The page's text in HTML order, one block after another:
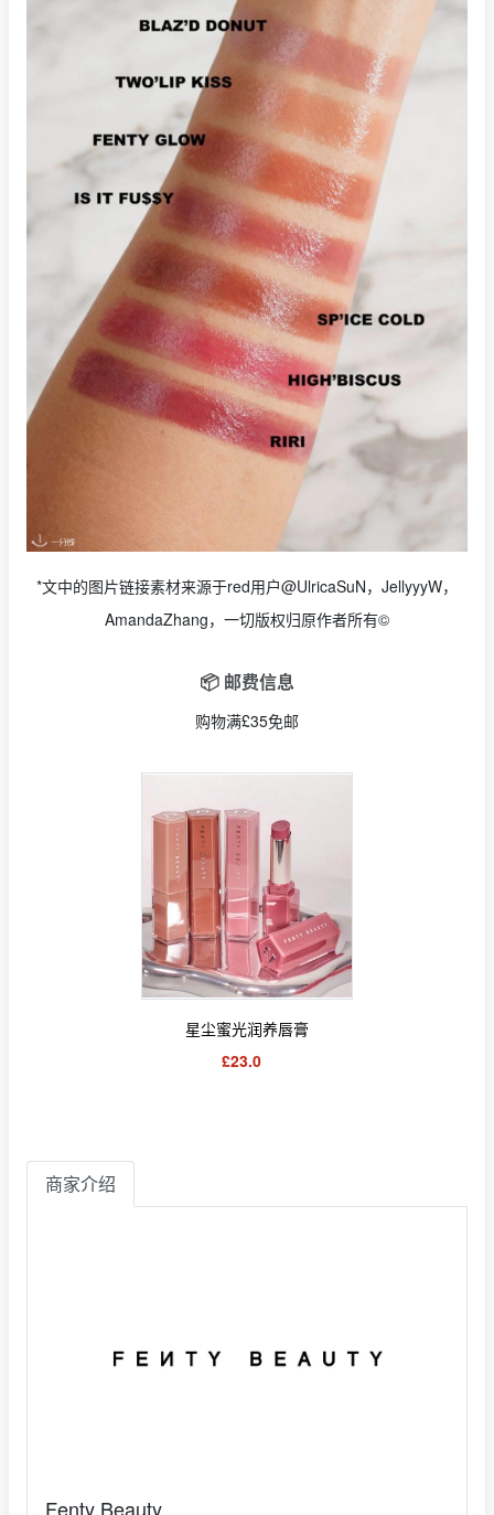
*文中的图片链接素材来源于red用户@UlricaSuN，JellyyyW，
AmandaZhang，一切版权归原作者所有©
📦 邮费信息
购物满£35免邮
星尘蜜光润养唇膏
£23.0
商家介绍
Fenty Beauty